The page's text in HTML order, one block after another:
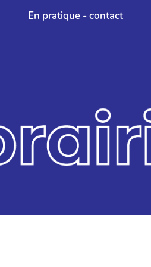
En pratique - contact